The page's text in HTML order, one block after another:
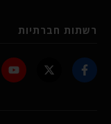
רשתות חברתיות